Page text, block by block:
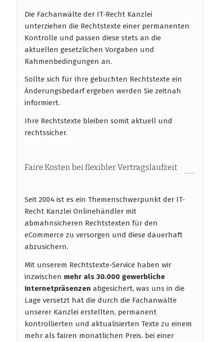
Die Fachanwälte der IT-Recht Kanzlei
unterziehen die Rechtstexte einer permanenten
Kontrolle und passen diese stets an die
aktuellen gesetzlichen Vorgaben und
Rahmenbedingungen an.
Sollte sich für Ihre gebuchten Rechtstexte ein
Änderungsbedarf ergeben werden Sie zeitnah
informiert.
Ihre Rechtstexte bleiben somit aktuell und
rechtssicher.
Faire Kosten bei flexibler Vertragslaufzeit
Seit 2004 ist es ein Themenschwerpunkt der IT-
Recht Kanzlei Onlinehändler mit
abmahnsicheren Rechtstexten für den
eCommerce zu versorgen und diese dauerhaft
abzusichern.
Mit unserem Rechtstexte-Service haben wir
inzwischen mehr als 30.000 gewerbliche
Internetpräsenzen abgesichert, was uns in die
Lage versetzt hat die durch die Fachanwälte
unserer Kanzlei erstellten, permanent
kontrollierten und aktualisierten Texte zu einem
mehr als fairen monatlichen Preis. bei einer